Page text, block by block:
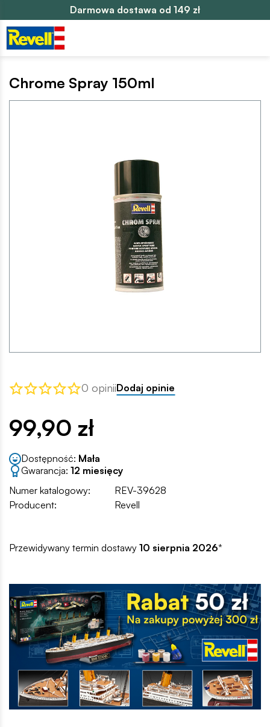
Darmowa dostawa od 149 zł
Chrome Spray 150ml
0 opiniiDodaj opinie
99,90 zł
Dostępność: Mała
Gwarancja: 12 miesięcy
Numer katalogowy:
REV-39628
Producent:
Revell
Przewidywany termin dostawy 10 sierpnia 2026*